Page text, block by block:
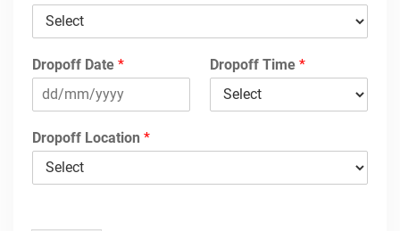
Dropoff Date * Dropoff Time *
Dropoff Location *